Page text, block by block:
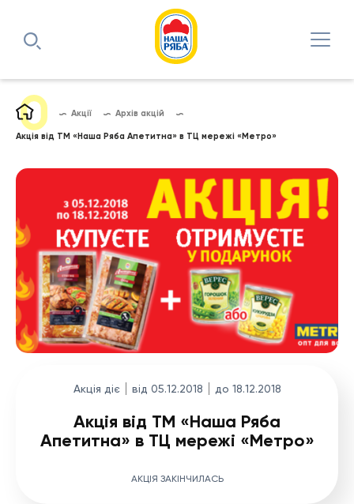
Акції Архів акцій
Акція від ТМ «Наша Ряба Апетитна» в ТЦ мережі «Метро»
Акція діє від 05.12.2018 до 18.12.2018
Акція від ТМ «Наша Ряба
Апетитна» в ТЦ мережі «Метро»
АКЦІЯ ЗАКІНЧИЛАСЬ